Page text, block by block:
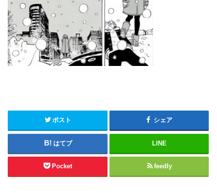
ポスト シェア
はてブ LINE
Pocket feedly